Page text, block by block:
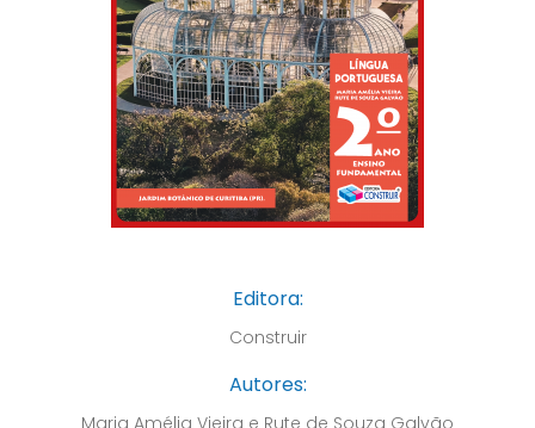
Editora:
Construir
Autores:
Maria Amélia Vieira e Rute de Souza Galvão